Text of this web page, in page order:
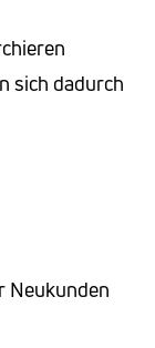
sich dadurch
Neukunden